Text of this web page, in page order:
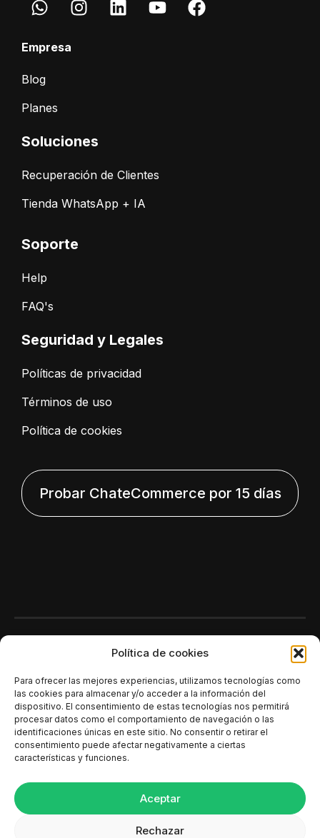
Polí­tica de cookies
Para ofrecer las mejores experiencias, utilizamos tecnologías como
las cookies para almacenar y/o acceder a la información del
dispositivo. El consentimiento de estas tecnologías nos permitirá
procesar datos como el comportamiento de navegación o las
identificaciones únicas en este sitio. No consentir o retirar el
consentimiento puede afectar negativamente a ciertas
características y funciones.
Aceptar
Rechazar
Empresa
Blog
Planes
Soluciones
Recuperación de Clientes
Tienda WhatsApp + IA
Soporte
Help
FAQ's
Seguridad y Legales
Políticas de privacidad
Términos de uso
Política de cookies
Probar ChateCommerce por 15 días